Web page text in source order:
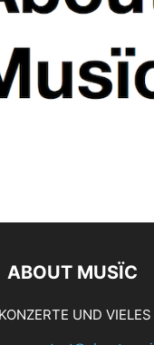
ABOUT MUSÏC
UND